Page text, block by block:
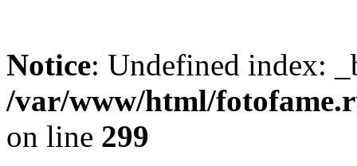
Notice: Undefined index:
/var/www/html/
on line 299